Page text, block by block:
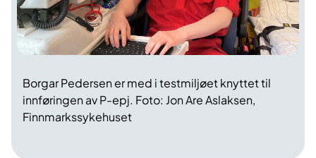
Borgar Pedersen er med i testmiljøet knyttet til
innføringen av P-epj. Foto: Jon Are Aslaksen,
Finnmarkssykehuset